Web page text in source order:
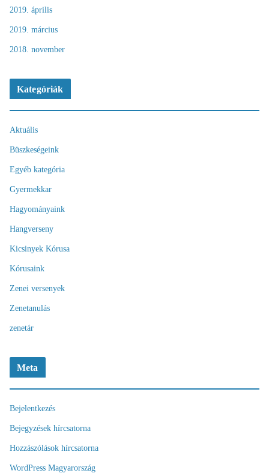
2019. április
2019. március
2018. november
Kategóriák
Aktuális
Büszkeségeink
Egyéb kategória
Gyermekkar
Hagyományaink
Hangverseny
Kicsinyek Kórusa
Kórusaink
Zenei versenyek
Zenetanulás
zenetár
Meta
Bejelentkezés
Bejegyzések hírcsatorna
Hozzászólások hírcsatorna
WordPress Magyarország